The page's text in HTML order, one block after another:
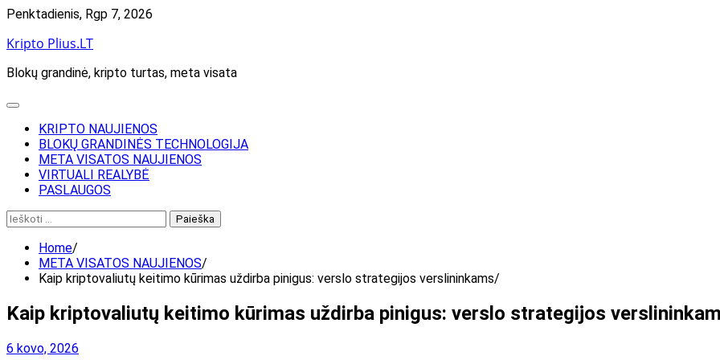
Skip
content
Penktadienis, Rgp 7, 2026
Kripto Plius.LT
Blokų grandinė, kripto turtas, meta visata
KRIPTO NAUJIENOS
BLOKŲ GRANDINĖS TECHNOLOGIJA
META VISATOS NAUJIENOS
VIRTUALI REALYBĖ
PASLAUGOS
Ieškoti:
Home
META VISATOS NAUJIENOS
Kaip kriptovaliutų keitimo kūrimas uždirba pinigus: verslo strategijos verslininkams
Kaip kriptovaliutų keitimo kūrimas uždirba pinigus: verslo strategijos
6 kovo, 2026